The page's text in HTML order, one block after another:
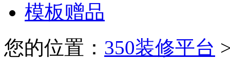
模板赠品
您的位置： 350装修平台